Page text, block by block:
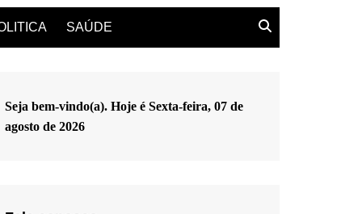
SAÚDE
Seja bem-vindo(a). Hoje é Sexta-feira, 07 de
agosto de 2026